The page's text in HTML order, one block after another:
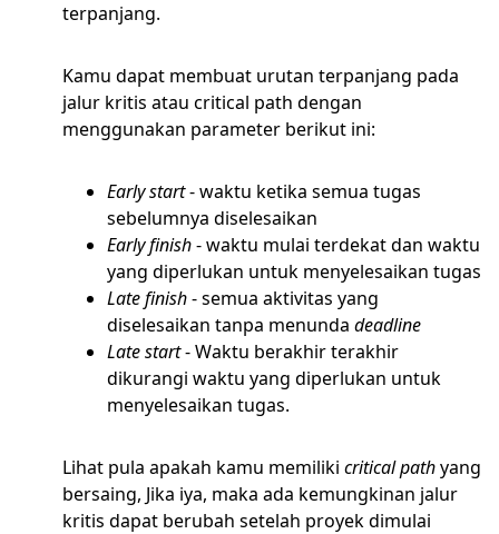
terpanjang.
Kamu dapat membuat urutan terpanjang pada
jalur kritis atau critical path dengan
menggunakan parameter berikut ini:
Early start- waktu ketika semua tugas
sebelumnya diselesaikan
Early finish- waktu mulai terdekat dan waktu
yang diperlukan untuk menyelesaikan tugas
Late finish- semua aktivitas yang
diselesaikan tanpa menunda deadline
Late start- Waktu berakhir terakhir
dikurangi waktu yang diperlukan untuk
menyelesaikan tugas.
Lihat pula apakah kamu memiliki critical pathyang
bersaing, Jika iya, maka ada kemungkinan jalur
kritis dapat berubah setelah proyek dimulai